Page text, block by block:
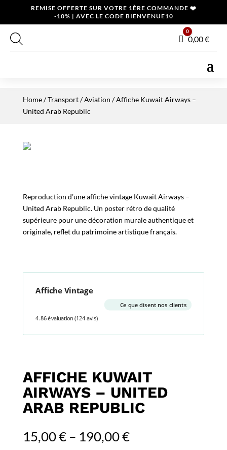
REMISE OFFERTE SUR VOTRE 1ÈRE COMMANDE ❤️
-10% | AVEC LE CODE BIENVENUE10
Panier
0
0,00€
Home/Transport/Aviation / Affiche Kuwait Airways –
United Arab Republic
Reproduction d’une affiche vintage Kuwait Airways –
United Arab Republic. Un poster rétro de qualité
supérieure pour une décoration murale authentique et
originale, reflet du patrimoine artistique français.
Affiche Vintage
Ce que disent nos clients
4.86 évaluation (124 avis)
AFFICHE KUWAIT
AIRWAYS – UNITED
ARAB REPUBLIC
15,00€– 190,00€